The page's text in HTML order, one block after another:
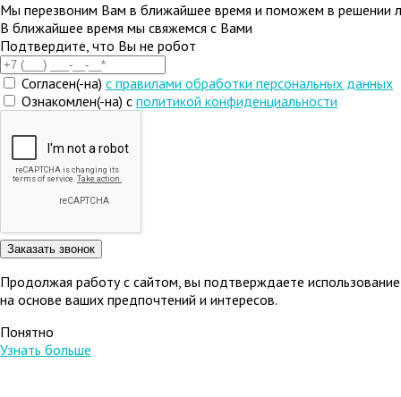
Мы перезвоним Вам в ближайшее время и поможем в решении
В ближайшее время мы свяжемся с Вами
Подтвердите, что Вы не робот
Согласен(-на) c правилами обработки персональных данных
Ознакомлен(-на) с политикой конфиденциальности
Продолжая работу с сайтом, вы подтверждаете
на основе ваших предпочтений и интересов.
Понятно
Узнать больше